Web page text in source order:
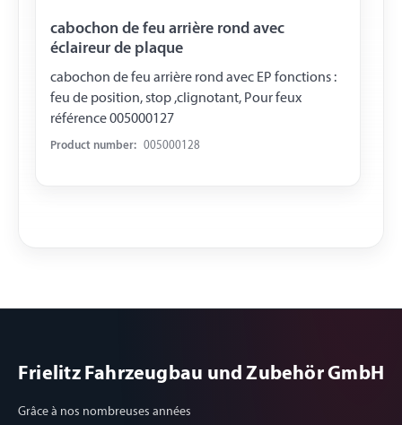
cabochon de feu arrière rond avec
éclaireur de plaque
cabochon de feu arrière rond avec EP fonctions :
feu de position, stop ,clignotant, Pour feux
référence 005000127
Product number: 005000128
Frielitz Fahrzeugbau und Zubehör GmbH
Grâce à nos nombreuses années